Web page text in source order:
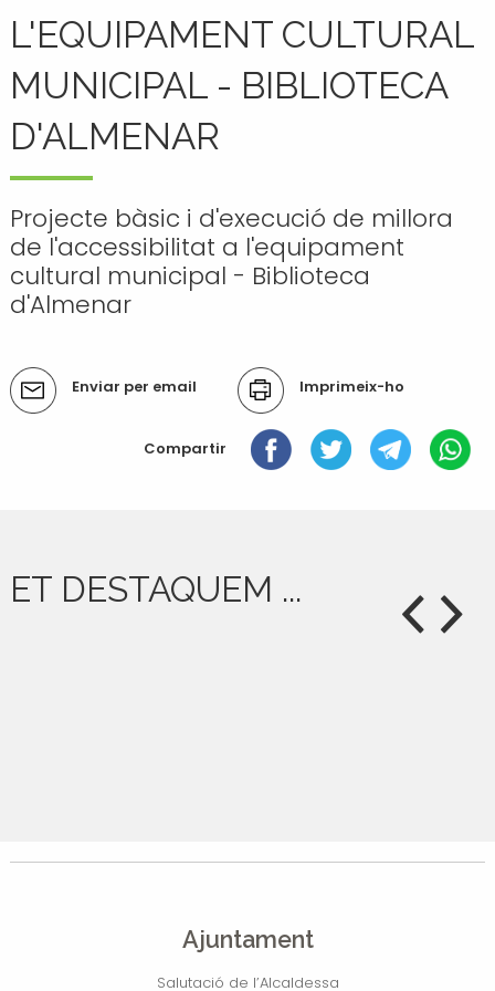
Transport i mobilitat
L'EQUIPAMENT CULTURAL
MUNICIPAL - BIBLIOTECA
D'ALMENAR
Projecte bàsic i d'execució de millora
de l'accessibilitat a l'equipament
cultural municipal - Biblioteca
d'Almenar
Accions
del
Enviar per email Imprimeix-ho
Compartir
ET DESTAQUEM ...
Ajuntament
Salutació de l’Alcaldessa